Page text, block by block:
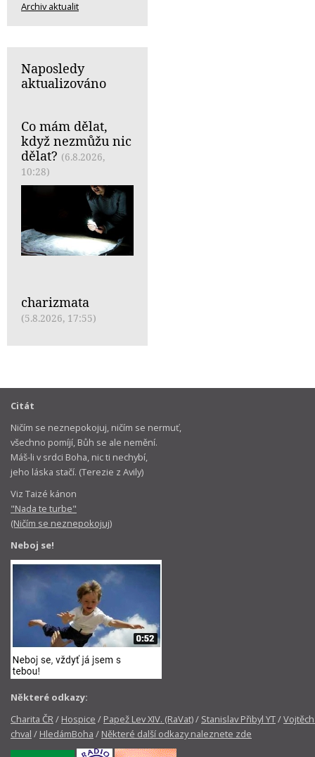
Archiv aktualit
Naposledy
aktualizováno
Co mám dělat,
když nezmůžu nic
dělat? (6.8.2026,
10:28)
charizmata
(5.8.2026, 17:55)
Citát
Ničím se neznepokojuj, ničím se nermuť,
všechno pomíjí, Bůh se ale nemění.
Máš-li v srdci Boha, nic ti nechybí,
jeho láska stačí. (Terezie z Avily)
Viz Taizé kánon
"Nada te turbe"
(Ničím se neznepokojuj)
Neboj se!
Některé odkazy:
Charita ČR/ Hospice / Papež Lev XIV. (RaVat)/ Stanislav Přibyl YT/
chval / HledámBoha / Některé další odkazy naleznete zde